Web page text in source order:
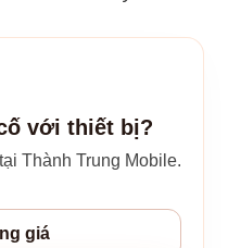
với thiết bị?
Thành Trung Mobile.
giá